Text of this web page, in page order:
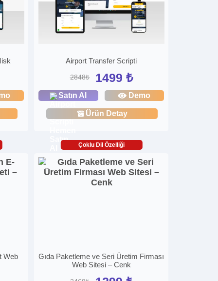
Airport Transfer Scripti
2848₺ 1499 ₺
Satın Al Demo
Ürün Detay
Web
Çoklu Dil Özelliği
Gıda Paketleme ve Seri Üretim Firması
Web Sitesi – Cenk